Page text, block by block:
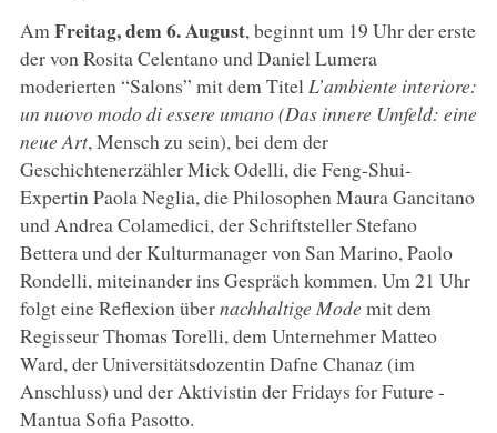
Am Freitag, dem 6. August, beginnt um 19 Uhr der erste
der von Rosita Celentano und Daniel Lumera
moderierten “Salons” mit dem Titel L’ambiente interiore:
un nuovo modo di essere umano (Das innere Umfeld: eine
neue Art, Mensch zu sein), bei dem der
Geschichtenerzähler Mick Odelli, die Feng-Shui-
Expertin Paola Neglia, die Philosophen Maura Gancitano
und Andrea Colamedici, der Schriftsteller Stefano
Bettera und der Kulturmanager von San Marino, Paolo
Rondelli, miteinander ins Gespräch kommen. Um 21 Uhr
folgt eine Reflexion übernachhaltige Modemit dem
Regisseur Thomas Torelli, dem Unternehmer Matteo
Ward, der Universitätsdozentin Dafne Chanaz (im
Anschluss) und der Aktivistin der Fridays for Future -
Mantua Sofia Pasotto.